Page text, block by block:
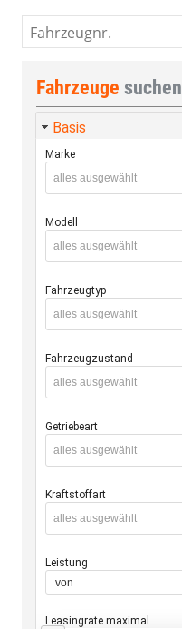
Fahrzeugnr.
Fahrzeuge suchen
Basis
Marke
alles ausgewählt
Modell
alles ausgewählt
Fahrzeugtyp
alles ausgewählt
Fahrzeugzustand
alles ausgewählt
Getriebeart
alles ausgewählt
Kraftstoffart
alles ausgewählt
Leistung
Leasingrate maximal